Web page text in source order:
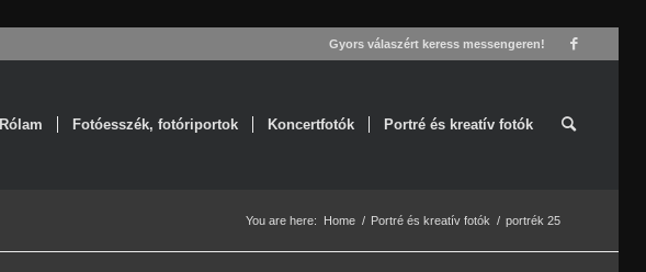
Gyors válaszért keress messengeren!
Rólam Fotóesszék, fotóriportok Koncertfotók Portré és kreatív fotók
You are here: Home / Portré és kreatív fotók / portrék 25